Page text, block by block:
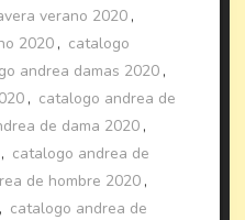
verano 2020 ,
2020 , catalogo
andrea damas 2020 ,
, catalogo andrea de
de dama 2020 ,
, catalogo andrea de
de hombre 2020 ,
, catalogo andrea de